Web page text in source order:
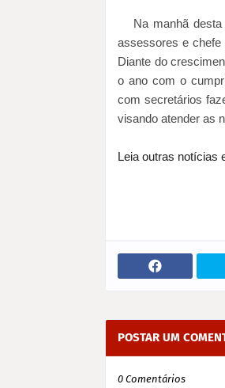
Na manhã
assessores e chefe
Diante do
o ano com o
com secretários
visando atender as
Leia outras notícias
POSTAR UM
0 Comentários